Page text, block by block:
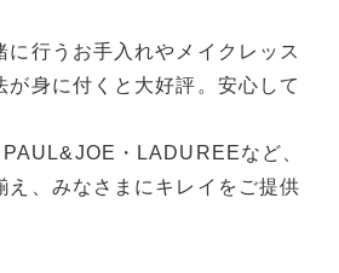
に行うお手入れやメイクレッス
が身に付くと大好評。安心して
・LADUREEなど、
え、みなさまにキレイをご提供